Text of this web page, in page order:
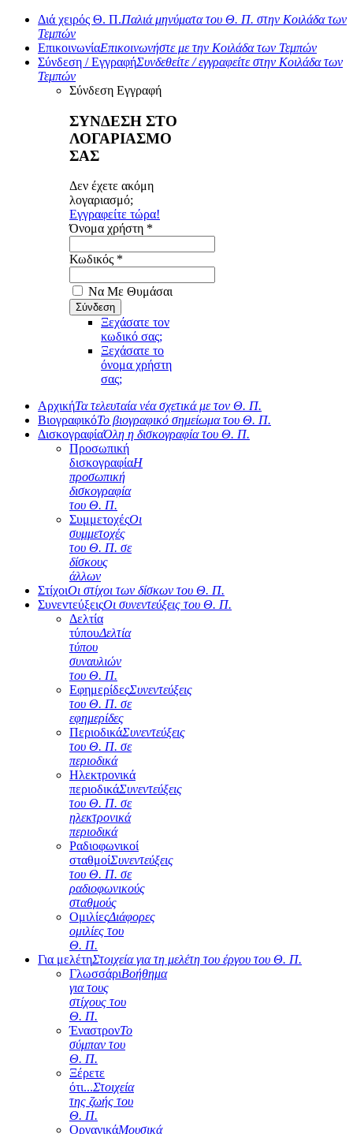
Διά χειρός Θ. Π.Παλιά μηνύματα του Θ. Π. στην Κοιλάδα των
Τεμπών
ΕπικοινωνίαΕπικοινωνήστε με την Κοιλάδα των Τεμπών
Σύνδεση / ΕγγραφήΣυνδεθείτε / εγγραφείτε στην Κοιλάδα των
Τεμπών
Σύνδεση Εγγραφή
ΣΥΝΔΕΣΗ ΣΤΟ
ΛΟΓΑΡΙΑΣΜΟ
ΣΑΣ
Δεν έχετε ακόμη
λογαριασμό;
Εγγραφείτε τώρα!
Όνομα χρήστη *
Κωδικός *
Να Με Θυμάσαι
Ξεχάσατε τον
κωδικό σας;
Ξεχάσατε το
όνομα χρήστη
σας;
ΑρχικήΤα τελευταία νέα σχετικά με τον Θ. Π.
ΒιογραφικόΤο βιογραφικό σημείωμα του Θ. Π.
ΔισκογραφίαΌλη η δισκογραφία του Θ. Π.
Προσωπική
δισκογραφίαΗ
προσωπική
δισκογραφία
του Θ. Π.
ΣυμμετοχέςΟι
συμμετοχές
του Θ. Π. σε
δίσκους
άλλων
ΣτίχοιΟι στίχοι των δίσκων του Θ. Π.
ΣυνεντεύξειςΟι συνεντεύξεις του Θ. Π.
Δελτία
τύπουΔελτία
τύπου
συναυλιών
του Θ. Π.
ΕφημερίδεςΣυνεντεύξεις
του Θ. Π. σε
εφημερίδες
ΠεριοδικάΣυνεντεύξεις
του Θ. Π. σε
περιοδικά
Ηλεκτρονικά
περιοδικάΣυνεντεύξεις
του Θ. Π. σε
ηλεκτρονικά
περιοδικά
Ραδιοφωνικοί
σταθμοίΣυνεντεύξεις
του Θ. Π. σε
ραδιοφωνικούς
σταθμούς
ΟμιλίεςΔιάφορες
ομιλίες του
Θ. Π.
Για μελέτηΣτοιχεία για τη μελέτη του έργου του Θ. Π.
ΓλωσσάριΒοήθημα
για τους
στίχους του
Θ. Π.
ΈναστρονΤο
σύμπαν του
Θ. Π.
Ξέρετε
ότι...Στοιχεία
της ζωής του
Θ. Π.
ΟργανικάΜουσικά